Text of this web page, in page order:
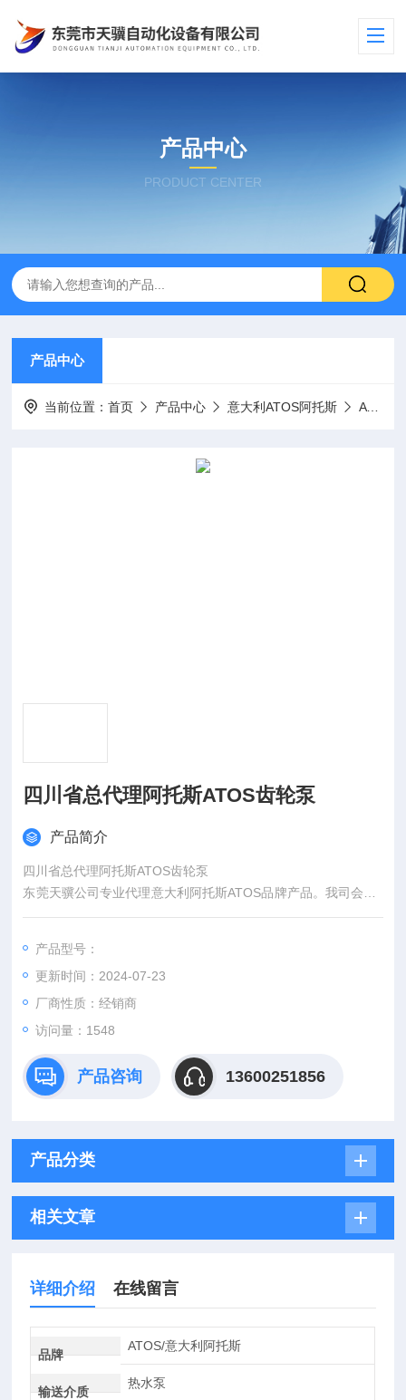
产品中心
PRODUCT CENTER
产品中心
当前位置：首页 产品中心 意大利ATOS阿托斯 ATOS齿轮泵
四川省总代理阿托斯ATOS齿轮泵
产品简介
四川省总代理阿托斯ATOS齿轮泵
东莞天骥公司专业代理意大利阿托斯ATOS品牌产品。我司会以z
ui低的优势价格报给您，诚心诚意诚价，如需选型请提供产品的
们的热情服务您将在我们的沟通中深切感受到 ，消费有时买的也
是一种服务，欢心您我们的：欢迎你的来电！
产品型号：
更新时间：2024-07-23
厂商性质：经销商
访问量：1548
产品咨询 13600251856
产品分类
相关文章
详细介绍 在线留言
品牌
ATOS/意大利阿托斯
输送介质
热水泵